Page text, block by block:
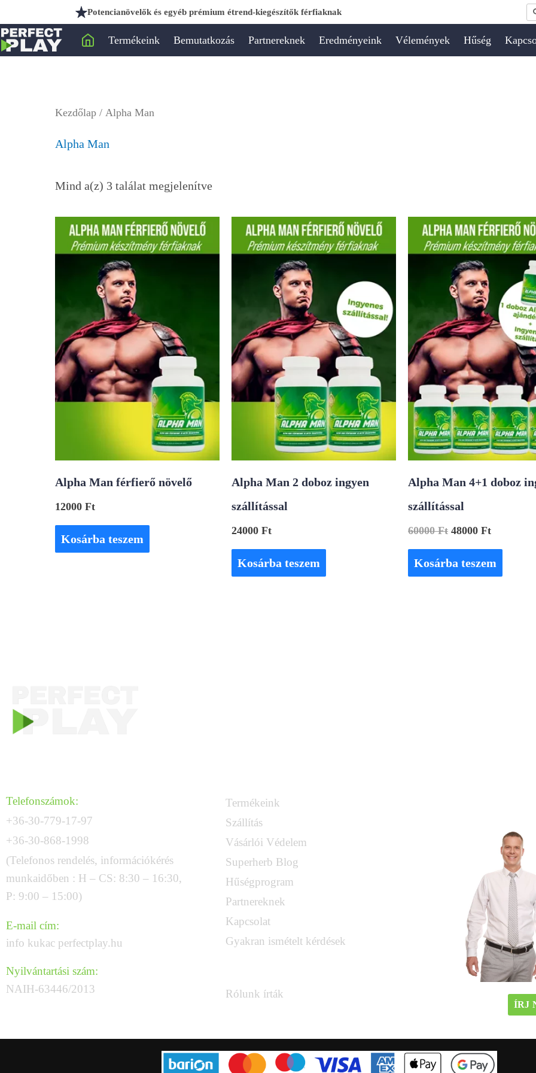
a
tartalomra
Potencianövelők és egyéb prémium étrend-kiegészítők férfiaknak
Termékeink Bemutatkozás Partnereknek Eredményeink Vélemények Hűség
Kezdőlap / Alpha Man
Alpha Man
Mind a(z) 3 találat megjelenítve
by
Alpha Man férfierő növelő
12000 Ft
Kosárba teszem
Alpha Man 2 doboz ingyen
szállítással
24000 Ft
Kosárba teszem
Alpha Man 4+1 doboz
szállítással
60000Ft
Original
price
was:
60000 Ft.
48000 Ft
Current
price
is:
48000 Ft.
Kosárba teszem
Telefonszámok:
+36-30-779-17-97
+36-30-868-1998
(Telefonos rendelés, információkérés
munkaidőben : H – CS: 8:30 – 16:30,
P: 9:00 – 15:00)
E-mail cím:
info kukac perfectplay.hu
Nyilvántartási szám:
NAIH-63446/2013
Termékeink
Szállítás
Vásárlói Védelem
Superherb Blog
Hűségprogram
Partnereknek
Kapcsolat
Gyakran ismételt kérdések
Rólunk írták
ÍRJ